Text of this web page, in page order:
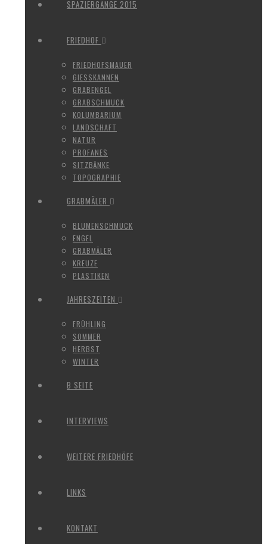
SPAZIERGÄNGE 2015
FRIEDHOF
FRIEDHOFSMAUER
GIESSKANNEN
GRABENGEL
GRABSCHMUCK
KOLUMBARIUM
LANDSCHAFT
NATUR
PROFANES
SITZBÄNKE
TOPOGRAPHIE
GRABMÄLER
BLUMENSCHMUCK
ENGEL
GRABMÄLER
KREUZE
PLASTIKEN
JAHRESZEITEN
FRÜHLING
SOMMER
HERBST
WINTER
B SEITE
INTERVIEWS
WEITERE FRIEDHÖFE
LINKS
KONTAKT